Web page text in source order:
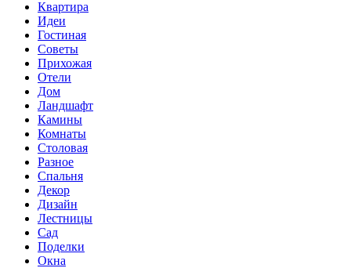
Квартира
Идеи
Гостиная
Советы
Прихожая
Отели
Дом
Ландшафт
Камины
Комнаты
Столовая
Разное
Спальня
Декор
Дизайн
Лестницы
Сад
Поделки
Окна